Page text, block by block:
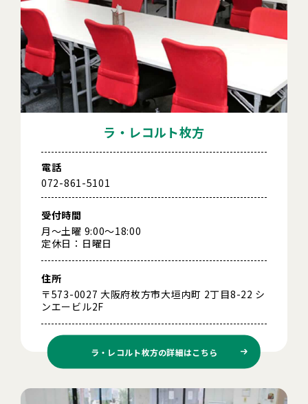
ラ・レコルト枚方
電話
072-861-5101
受付時間
月～土曜 9:00～18:00
定休日：日曜日
住所
〒573-0027 大阪府枚方市大垣内町 2丁目8-22 シ
ンエービル2F
ラ・レコルト枚方の詳細はこちら